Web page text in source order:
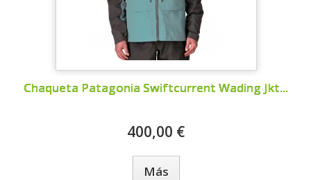
Chaqueta Patagonia Swiftcurrent Wading Jkt...
400,00 €
Más